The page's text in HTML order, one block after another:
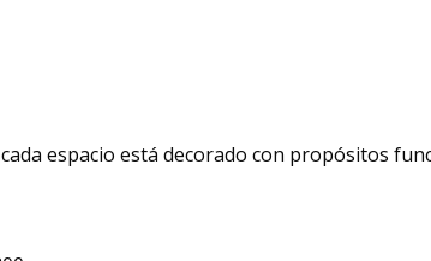
espacio está decorado con propósitos